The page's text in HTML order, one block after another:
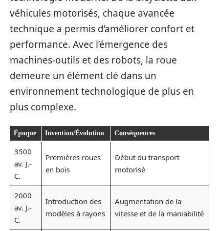
véhicules motorisés, chaque avancée
technique a permis d’améliorer confort et
performance. Avec l’émergence des
machines-outils et des robots, la roue
demeure un élément clé dans un
environnement technologique de plus en
plus complexe.
Époque Invention/Évolution Conséquences
3500
av. J.-
C.
Premières roues
en bois
Début du transport
motorisé
2000
av. J.-
C.
Introduction des
modèles à rayons
Augmentation de la
vitesse et de la maniabilité